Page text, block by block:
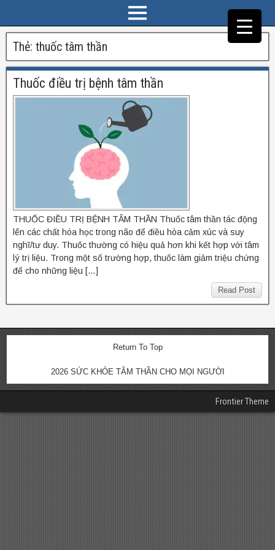
Thẻ: thuốc tâm thần
Thuốc điều trị bệnh tâm thần
THUỐC ĐIỀU TRỊ BỆNH TÂM THẦN Thuốc tâm thần tác động
lên các chất hóa học trong não để điều hòa cảm xúc và suy
nghĩ/tư duy. Thuốc thường có hiệu quả hơn khi kết hợp với tâm
lý trị liệu. Trong một số trường hợp, thuốc làm giảm triệu chứng
để cho những liệu […]
Read Post
Return To Top
2026 SỨC KHỎE TÂM THẦN CHO MỌI NGƯỜI
Frontier Theme